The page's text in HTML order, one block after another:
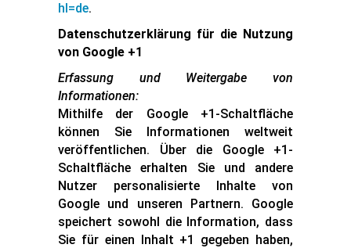
hl=de.
Datenschutzerklärung für die Nutzung
von Google +1
Erfassung und Weitergabe von
Informationen:
Mithilfe der Google +1-Schaltfläche
können Sie Informationen weltweit
veröffentlichen. Über die Google +1-
Schaltfläche erhalten Sie und andere
Nutzer personalisierte Inhalte von
Google und unseren Partnern. Google
speichert sowohl die Information, dass
Sie für einen Inhalt +1 gegeben haben,